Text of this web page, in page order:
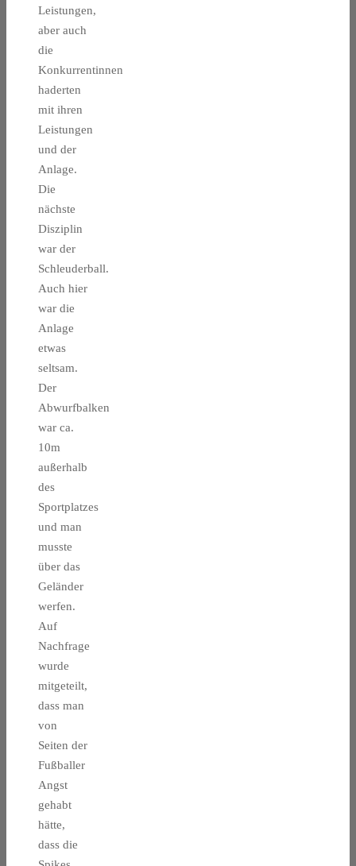
Leistungen,
aber auch
die
Konkurrentinnen
haderten
mit ihren
Leistungen
und der
Anlage.
Die
nächste
Disziplin
war der
Schleuderball.
Auch hier
war die
Anlage
etwas
seltsam.
Der
Abwurfbalken
war ca.
10m
außerhalb
des
Sportplatzes
und man
musste
über das
Geländer
werfen.
Auf
Nachfrage
wurde
mitgeteilt,
dass man
von
Seiten der
Fußballer
Angst
gehabt
hätte,
dass die